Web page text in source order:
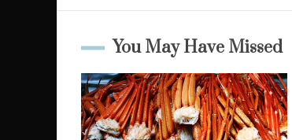
You May Have Missed